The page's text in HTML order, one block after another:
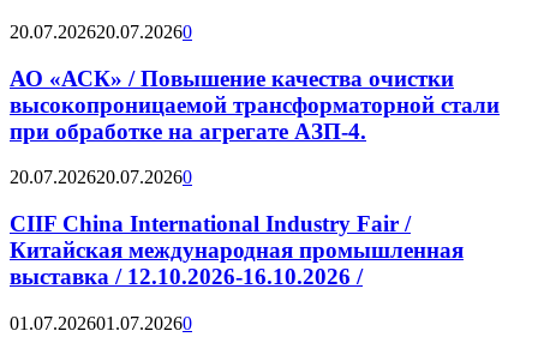
20.07.202620.07.20260
АО «АСК» / Повышение качества очистки
высокопроницаемой трансформаторной стали
при обработке на агрегате АЗП-4.
20.07.202620.07.20260
CIIF China International Industry Fair /
Китайская международная промышленная
выставка / 12.10.2026-16.10.2026 /
01.07.202601.07.20260